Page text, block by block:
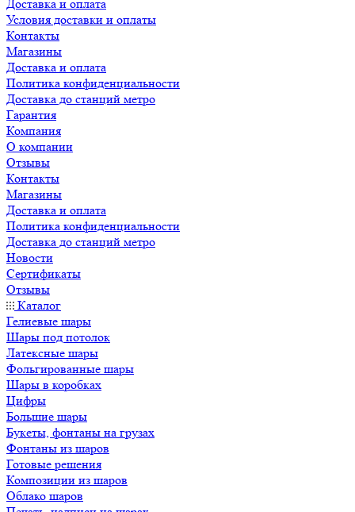
Доставка и оплата
Условия доставки и оплаты
Контакты
Магазины
Доставка и оплата
Политика конфиденциальности
Доставка до станций метро
Гарантия
Компания
О компании
Отзывы
Контакты
Магазины
Доставка и оплата
Политика конфиденциальности
Доставка до станций метро
Новости
Сертификаты
Отзывы
Каталог
Гелиевые шары
Шары под потолок
Латексные шары
Фольгированные шары
Шары в коробках
Цифры
Большие шары
Букеты, фонтаны на грузах
Фонтаны из шаров
Готовые решения
Композиции из шаров
Облако шаров